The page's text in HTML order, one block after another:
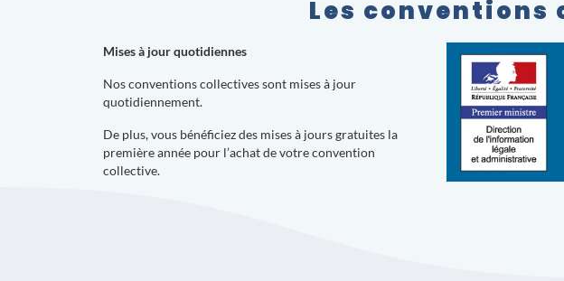
Les conventions
Mises à jour quotidiennes
Nos conventions collectives sont mises à jour
quotidiennement.
De plus, vous bénéficiez des mises à jours gratuites la
première année pour l’achat de votre convention
collective.